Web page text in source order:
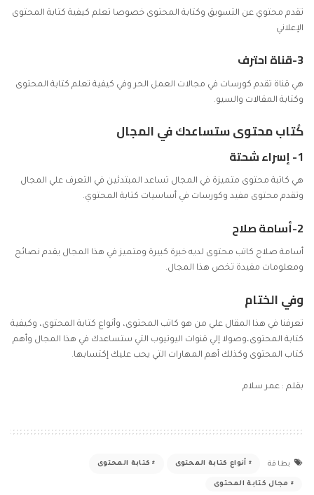
تقدم محتوي عن التسويق وكتابة المحتوى خصوصا تعلم كيفية كتابة المحتوى
الإعلاني
3- قناة احترف
هي قناة تقدم كورسات في مجالات العمل الحر وفي كيفية تعلم كتابة المحتوى
وكتابة المقالات والسيو.
كُتاب محتوى ستساعدك في المجال
1- إسراء شحتة
هي كاتبة محتوى متميزة في المجال تساعد المبتدئين في التعرف علي المجال
وتقدم محتوى مفيد وكورسات في أساسيات كتابة المحتوي.
2- أسامة صلاح
أسامة صلاح كاتب محتوى لديه خبرة كبيرة ومتميز في هذا المجال يقدم نصائح
ومعلومات مفيدة تخص هذا المجال.
وفي الختام
تعرفنا في هذا المقال علي من هو كاتب المحتوى، وأنواع كتابة المحتوى، وكيفية
كتابة المحتوى،وصولا إلي قنوات اليوتيوب التي ستساعدك في هذا المجال وأهم
كتاب المحتوى وكذلك أهم المهارات التي يحب عليك إكتسابها.
بقلم : عمر سلام
بطاقة أنواع كتابة المحتوى كتابة المحتوى
مجال كتابة المحتوى